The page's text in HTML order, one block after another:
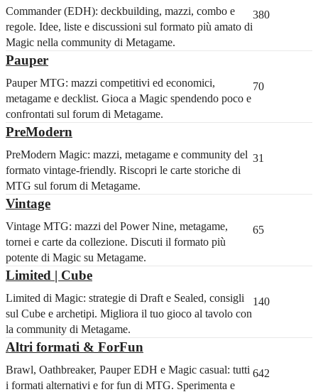
Commander (EDH): deckbuilding, mazzi, combo e
regole. Idee, liste e discussioni sul formato più amato di
Magic nella community di Metagame.
380
Pauper
Pauper MTG: mazzi competitivi ed economici,
metagame e decklist. Gioca a Magic spendendo poco e
confrontati sul forum di Metagame.
70
PreModern
PreModern Magic: mazzi, metagame e community del
formato vintage-friendly. Riscopri le carte storiche di
MTG sul forum di Metagame.
31
Vintage
Vintage MTG: mazzi del Power Nine, metagame,
tornei e carte da collezione. Discuti il formato più
potente di Magic su Metagame.
65
Limited | Cube
Limited di Magic: strategie di Draft e Sealed, consigli
sul Cube e archetipi. Migliora il tuo gioco al tavolo con
la community di Metagame.
140
Altri formati & ForFun
Brawl, Oathbreaker, Pauper EDH e Magic casual: tutti
i formati alternativi e for fun di MTG. Sperimenta e
642